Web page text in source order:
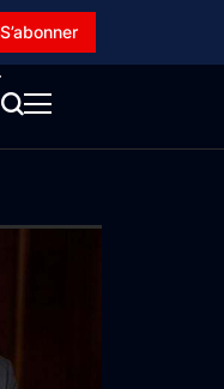
S’abonner